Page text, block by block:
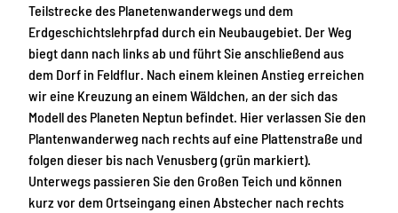
Teilstrecke des Planetenwanderwegs und dem
Erdgeschichtslehrpfad durch ein Neubaugebiet. Der Weg
biegt dann nach links ab und führt Sie anschließend aus
dem Dorf in Feldflur. Nach einem kleinen Anstieg erreichen
wir eine Kreuzung an einem Wäldchen, an der sich das
Modell des Planeten Neptun befindet. Hier verlassen Sie den
Plantenwanderweg nach rechts auf eine Plattenstraße und
folgen dieser bis nach Venusberg (grün markiert).
Unterwegs passieren Sie den Großen Teich und können
kurz vor dem Ortseingang einen Abstecher nach rechts